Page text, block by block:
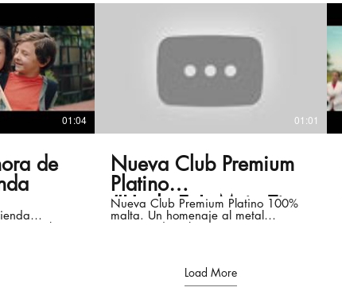
01:04
de
más bajas
01:01
Nueva Club Premium
Platino
#HechoEnLaMejorTierra
hecha en Ecuador
Nueva Club Premium Platino 100%
malta. Un homenaje al metal
precioso descubierto en tierras
Load More